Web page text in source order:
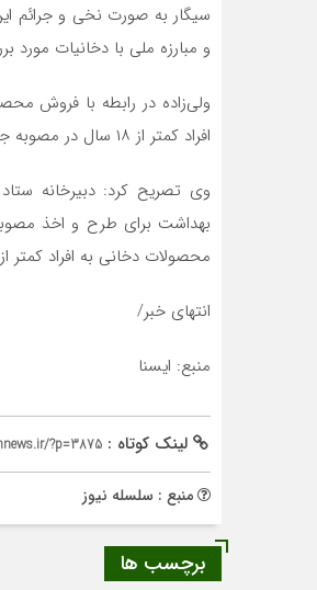
سیگار به صورت نخی و جرائم
و مبارزه ملی با دخانیات مورد
افراد کمتر از ۱۸ سال در مصوبه جدید هیات وزیران افزایش نیافته و بروزرسانی نشده است.
وی تصریح کرد: دبیرخانه
بهداشت برای طرح و اخذ
محصولات دخانی به افراد کمتر از ۱۸ سال نیز بازنگری و ابلاغ شود.
انتهای خبر/
منبع: ایسنا
لینک کوتاه : ?p=3875
منبع : سلسله نیوز
برچسب ها